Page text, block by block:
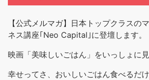
【公式メルマガ】日本トップクラスの
ネス講座｢Neo Capital｣に登壇します。
映画「美味しいごはん」をいっしょに
幸せってさ、おいしいごはん食べるだ